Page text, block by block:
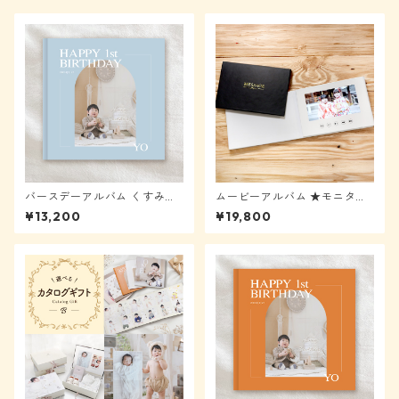
バースデーアルバム くすみブ
ルー【メール便送料無料】★
モニター様表示から40%OFF
¥13,200
ムービーアルバム ★モニター
様表示から40%OFF
¥19,800